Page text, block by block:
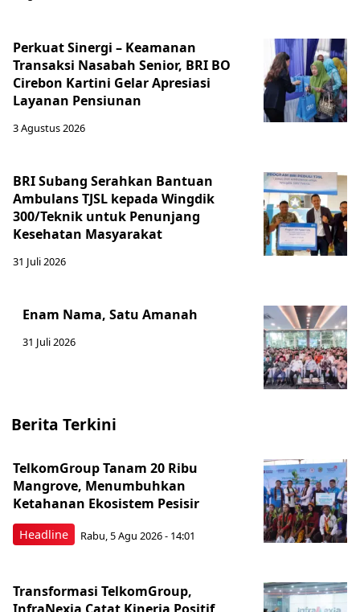
Perkuat Sinergi – Keamanan
Transaksi Nasabah Senior, BRI BO
Cirebon Kartini Gelar Apresiasi
Layanan Pensiunan
3 Agustus 2026
BRI Subang Serahkan Bantuan
Ambulans TJSL kepada Wingdik
300/Teknik untuk Penunjang
Kesehatan Masyarakat ​
31 Juli 2026
Enam Nama, Satu Amanah
31 Juli 2026
Berita Terkini
Headline
TelkomGroup Tanam 20 Ribu
Mangrove, Menumbuhkan
Ketahanan Ekosistem Pesisir
Rabu, 5 Agu 2026 - 14:01
Transformasi TelkomGroup,